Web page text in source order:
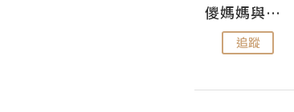
儍媽媽與兩隻小魔怪之家
追蹤